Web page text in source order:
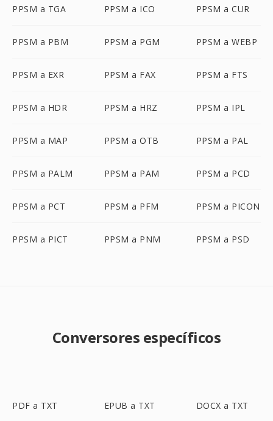
PPSM a TGA PPSM a ICO PPSM a CUR
PPSM a PBM PPSM a PGM PPSM a WEBP
PPSM a EXR PPSM a FAX PPSM a FTS
PPSM a HDR PPSM a HRZ PPSM a IPL
PPSM a MAP PPSM a OTB PPSM a PAL
PPSM a PALM PPSM a PAM PPSM a PCD
PPSM a PCT PPSM a PFM PPSM a PICON
PPSM a PICT PPSM a PNM PPSM a PSD
Conversores específicos
PDF a TXT EPUB a TXT DOCX a TXT